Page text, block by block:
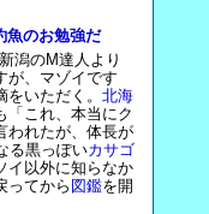
魚のお勉強だ
潟のM達人より
が、マゾイです
いただく。 北海
「これ、本当にク
われたが、体長が
る黒っぽいカサゴ
イ以外に知らなか
ってから 図鑑を開